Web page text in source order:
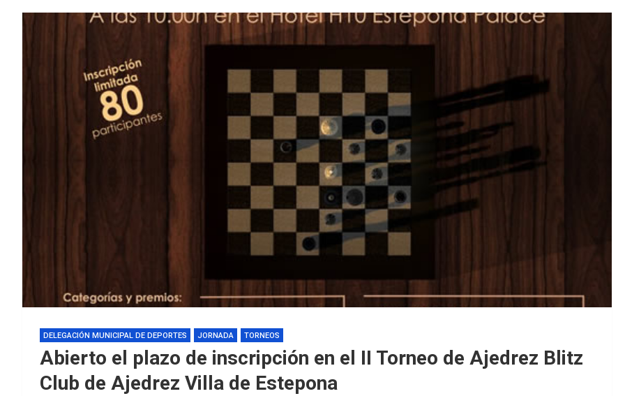
DELEGACIÓN MUNICIPAL DE DEPORTES JORNADA TORNEOS
Abierto el plazo de inscripción en el II Torneo de Ajedrez Blitz
Club de Ajedrez Villa de Estepona
EDM
EDM